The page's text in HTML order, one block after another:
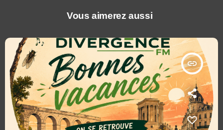
Vous aimerez aussi
insert_link